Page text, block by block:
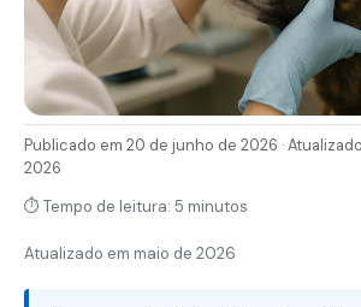
Publicado em 20 de junho de 2026 ·
2026
⏱ Tempo de leitura: 5 minutos
Atualizado em maio de 2026